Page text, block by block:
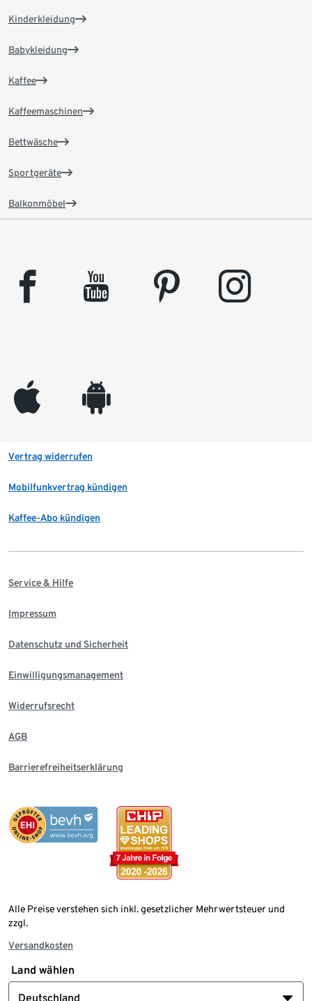
Kinderkleidung
Babykleidung
Kaffee
Kaffeemaschinen
Bettwäsche
Sportgeräte
Balkonmöbel
facebook youtube pinterest instagram
appleinc android
Vertrag widerrufen
Mobilfunkvertrag kündigen
Kaffee-Abo kündigen
Service & Hilfe
Impressum
Datenschutz und Sicherheit
Einwilligungsmanagement
Widerrufsrecht
AGB
Barrierefreiheitserklärung
Alle Preise verstehen sich inkl. gesetzlicher Mehrwertsteuer und
zzgl.
Versandkosten
Land wählen
Deutschland